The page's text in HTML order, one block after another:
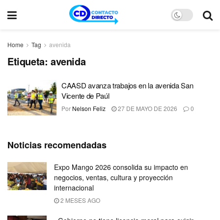
Home Tag avenida
Etiqueta: avenida
CAASD avanza trabajos en la avenida San
Vicente de Paúl
Por Nelson Feliz 27 DE MAYO DE 2026 0
Noticias recomendadas
Expo Mango 2026 consolida su impacto en
negocios, ventas, cultura y proyección
internacional
2 MESES AGO